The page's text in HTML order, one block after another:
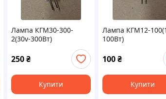
Лампа КГМ30-300-
2(30v-300Вт)
250 ₴
Купити
Лампа КГМ12-
100Вт)
100₴
Купити